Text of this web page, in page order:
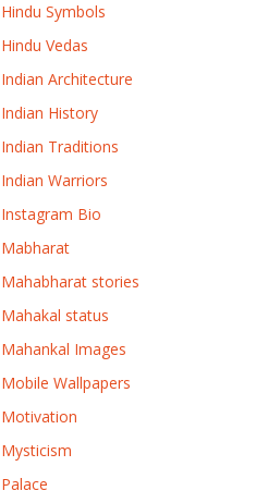
Hindu Symbols
Hindu Vedas
Indian Architecture
Indian History
Indian Traditions
Indian Warriors
Instagram Bio
Mabharat
Mahabharat stories
Mahakal status
Mahankal Images
Mobile Wallpapers
Motivation
Mysticism
Palace